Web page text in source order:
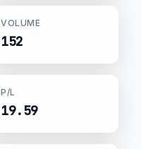
VOLUME
152
P/L
19.59